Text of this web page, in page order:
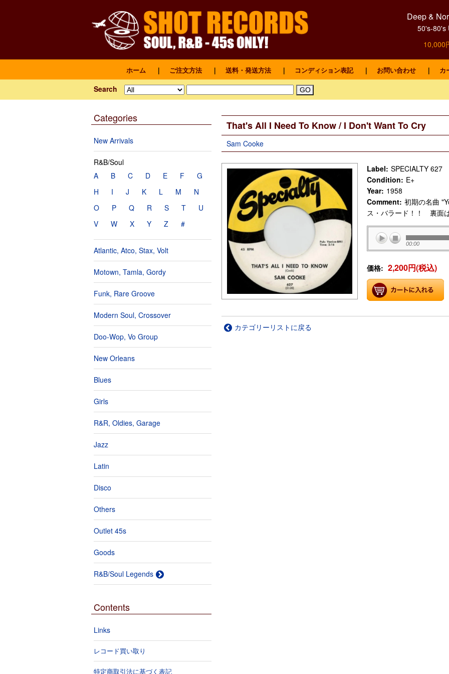
Deep &
50's-80's
10,000
ホーム ｜ ご注文方法 ｜ 送料・発送方法 ｜ コンディション表記 ｜ お問い合わせ ｜ カ
Search
Categories
New Arrivals
R&B/Soul
A
B C D E F
G
H
I J K L M
N
O
P Q R S T
U
V
W X Y Z #
Atlantic, Atco, Stax, Volt
Motown, Tamla, Gordy
Funk, Rare Groove
Modern Soul, Crossover
Doo-Wop, Vo Group
New Orleans
Blues
Girls
R&R, Oldies, Garage
Jazz
Latin
Disco
Others
Outlet 45s
Goods
R&B/Soul Legends
Contents
Links
レコード買い取り
特定商取引法に基づく表記
That's All I Need To Know / I Don't Want To Cry
Sam Cooke
Label: SPECIALTY 627
Condition: E+
Year: 1958
Comment: 初期の名曲
ス・バラード！！ 裏面
00:00
価格: 2,200円(税込)
カテゴリーリストに戻る